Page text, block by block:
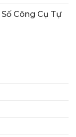
Công Cụ Tự